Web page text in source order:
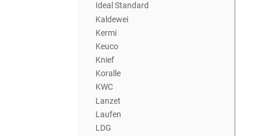
Ideal Standard
Kaldewei
Kermi
Keuco
Knief
Koralle
KWC
Lanzet
Laufen
LDG